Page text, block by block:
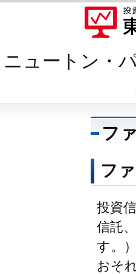
ニュートン・
フ
フ
投資
信託
す。
おそ